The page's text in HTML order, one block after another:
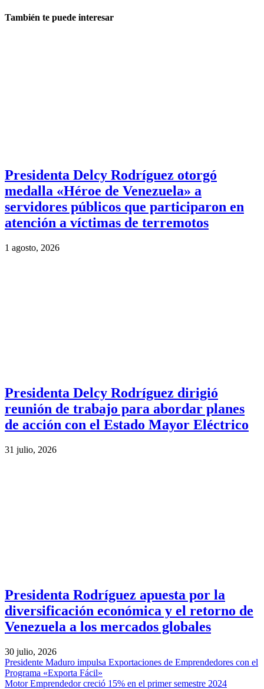
También te puede interesar
Presidenta Delcy Rodríguez otorgó
medalla «Héroe de Venezuela» a
servidores públicos que participaron en
atención a víctimas de terremotos
1 agosto, 2026
Presidenta Delcy Rodríguez dirigió
reunión de trabajo para abordar planes
de acción con el Estado Mayor Eléctrico
31 julio, 2026
Presidenta Rodríguez apuesta por la
diversificación económica y el retorno de
Venezuela a los mercados globales
30 julio, 2026
Presidente Maduro impulsa Exportaciones de Emprendedores con el
Programa «Exporta Fácil»
Motor Emprendedor creció 15% en el primer semestre 2024